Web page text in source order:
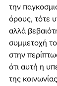
την
όρους, τότε
αλλά
συμμετοχή
στην
ότι αυτή η
της